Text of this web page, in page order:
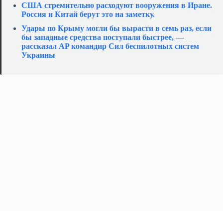
США стремительно расходуют вооружения в Иране.
Россия и Китай берут это на заметку.
Удары по Крыму могли бы вырасти в семь раз, если
бы западные средства поступали быстрее, —
рассказал AP командир Сил беспилотных систем
Украины